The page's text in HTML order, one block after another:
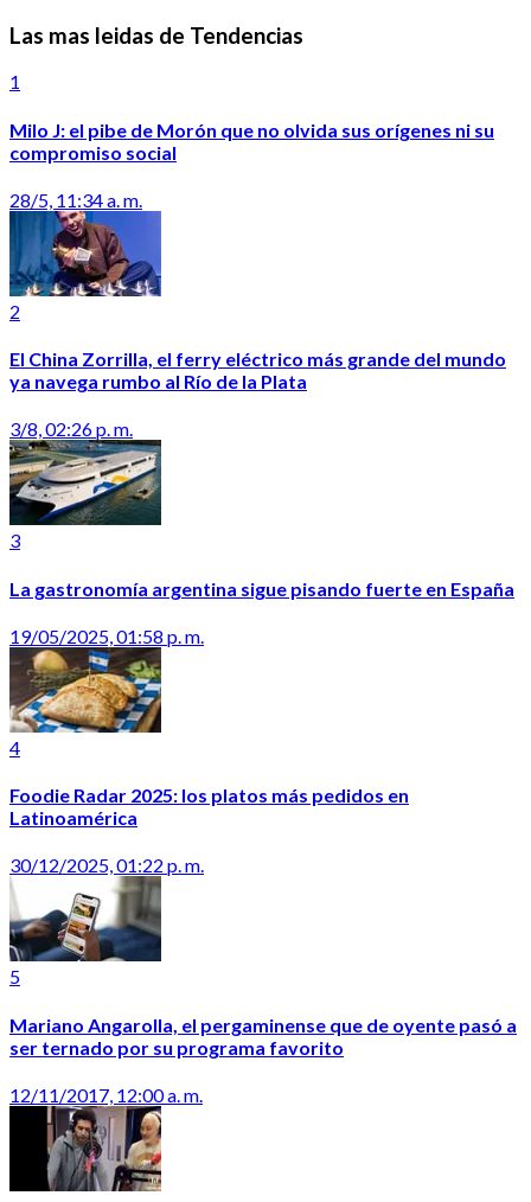
Las mas leidas de Tendencias
1
Milo J: el pibe de Morón que no olvida sus orígenes ni su
compromiso social
28/5, 11:34 a. m.
2
El China Zorrilla, el ferry eléctrico más grande del mundo
ya navega rumbo al Río de la Plata
3/8, 02:26 p. m.
3
La gastronomía argentina sigue pisando fuerte en España
19/05/2025, 01:58 p. m.
4
Foodie Radar 2025: los platos más pedidos en
Latinoamérica
30/12/2025, 01:22 p. m.
5
Mariano Angarolla, el pergaminense que de oyente pasó a
ser ternado por su programa favorito
12/11/2017, 12:00 a. m.